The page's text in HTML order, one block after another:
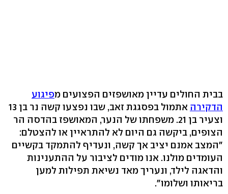
בבית החולים עדיין מאושפזים הפצועים מפיגוע
הדקירה
אתמול בפסגגת זאב, שבו נפצעו קשה נר בן 13
וצעיר בן 21. משפחתו של הנער, המאושפז בהדסה הר
הצופים, ביקשה גם היום לא להתראיין או להצטלם:
"המצב אמנם יציב אך קשה, ונעדיף להתמקד בקשיים
העומדים מולנו. אנו מודים לציבור על ההתענינות
והדאגה לילד, ונעריך מאד נשיאת תפילות למען
בריאותו ושלומו".